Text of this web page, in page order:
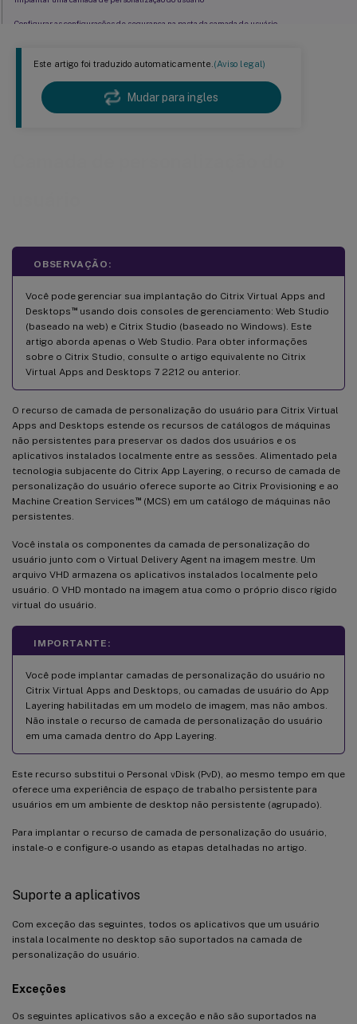
Este artigo foi traduzido automaticamente.(Aviso legal)
Mudar para ingles
OBSERVAÇÃO:
Você pode gerenciar sua implantação do Citrix Virtual Apps and
Desktops ™usando dois consoles de gerenciamento: Web Studio
(baseado na web) e Citrix Studio (baseado no Windows). Este
artigo aborda apenas o Web Studio. Para obter informações
sobre o Citrix Studio, consulte o artigo equivalente no Citrix
Virtual Apps and Desktops 7 2212 ou anterior.
O recurso de camada de personalização do usuário para Citrix Virtual
Apps and Desktops estende os recursos de catálogos de máquinas
não persistentes para preservar os dados dos usuários e os
aplicativos instalados localmente entre as sessões. Alimentado pela
tecnologia subjacente do Citrix App Layering, o recurso de camada de
personalização do usuário oferece suporte ao Citrix Provisioning e ao
Machine Creation Services ™(MCS) em um catálogo de máquinas não
persistentes.
Você instala os componentes da camada de personalização do
usuário junto com o Virtual Delivery Agent na imagem mestre. Um
arquivo VHD armazena os aplicativos instalados localmente pelo
usuário. O VHD montado na imagem atua como o próprio disco rígido
virtual do usuário.
IMPORTANTE:
Você pode implantar camadas de personalização do usuário no
Citrix Virtual Apps and Desktops, ou camadas de usuário do App
Layering habilitadas em um modelo de imagem, mas não ambos.
Não instale o recurso de camada de personalização do usuário
em uma camada dentro do App Layering.
Este recurso substitui o Personal vDisk (PvD), ao mesmo tempo em que
oferece uma experiência de espaço de trabalho persistente para
usuários em um ambiente de desktop não persistente (agrupado).
Para implantar o recurso de camada de personalização do usuário,
instale-o e configure-o usando as etapas detalhadas no artigo.
Suporte a aplicativos
Com exceção das seguintes, todos os aplicativos que um usuário
instala localmente no desktop são suportados na camada de
personalização do usuário.
Exceções
Os seguintes aplicativos são a exceção e não são suportados na
Configurar as configurações de segurança na pasta da camada de usuário
Mensagens da camada de usuário
Arquivos de log para usar na solução de problemas
Recuperação de espaço da Camada de Usuário/UPL